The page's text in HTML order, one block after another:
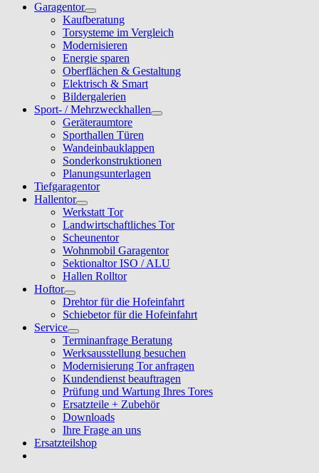
Garagentor
Kaufberatung
Torsysteme im Vergleich
Modernisieren
Energie sparen
Oberflächen & Gestaltung
Elektrisch & Smart
Bildergalerien
Sport- / Mehrzweckhallen
Geräteraumtore
Sporthallen Türen
Wandeinbauklappen
Sonderkonstruktionen
Planungsunterlagen
Tiefgaragentor
Hallentor
Werkstatt Tor
Landwirtschaftliches Tor
Scheunentor
Wohnmobil Garagentor
Sektionaltor ISO / ALU
Hallen Rolltor
Hoftor
Drehtor für die Hofeinfahrt
Schiebetor für die Hofeinfahrt
Service
Terminanfrage Beratung
Werksausstellung besuchen
Modernisierung Tor anfragen
Kundendienst beauftragen
Prüfung und Wartung Ihres Tores
Ersatzteile + Zubehör
Downloads
Ihre Frage an uns
Ersatzteilshop